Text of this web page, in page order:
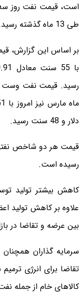
است، قیمت نفت روز سه
طی 13 ماه گذشته رسید.
بر اساس این گزارش،
رسید. قیمت نفت وست
دلار و 48 سنت رسید.
رسیده است.
کاهش بیشتر تولید
علاوه بر کاهش تولید
بین عرضه و تقاضا در
سرمایه گذاران همچنان
تقاضا برای انرژی
کالاهای خام از جمله